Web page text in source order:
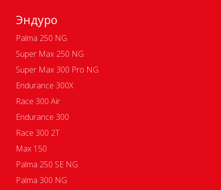
Эндуро
Palma 250 NG
Super Max 250 NG
Super Max 300 Pro NG
Endurance 300X
Race 300 Air
Endurance 300
Race 300 2T
Max 150
Palma 250 SE NG
Palma 300 NG